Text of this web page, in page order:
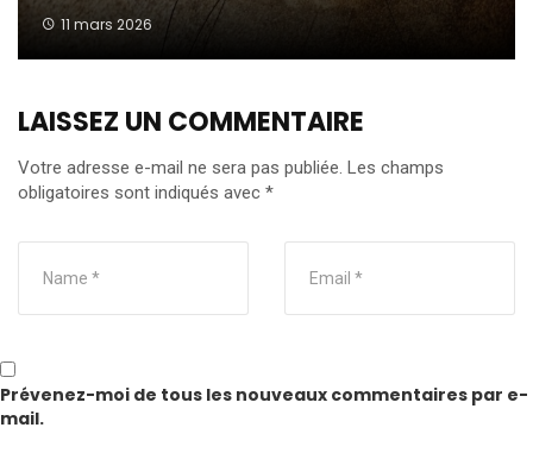
11 mars 2026
LAISSEZ UN COMMENTAIRE
Votre adresse e-mail ne sera pas publiée. Les champs
obligatoires sont indiqués avec *
Prévenez-moi de tous les nouveaux commentaires par e-
mail.